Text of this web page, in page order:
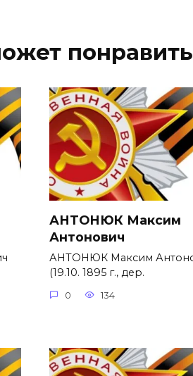
АНТОНЮК Максим
Антонович
АНТОНЮК Максим
(19.10. 1895 г., дер.
0 134